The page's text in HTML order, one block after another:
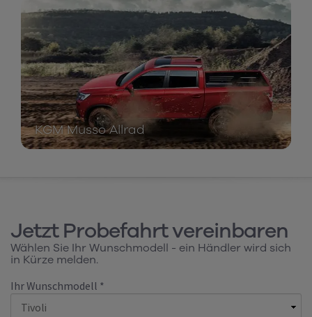
KGM Musso Allrad
Jetzt Probefahrt vereinbaren
Wählen Sie Ihr Wunschmodell - ein Händler wird sich
in Kürze melden.
Ihr Wunschmodell *